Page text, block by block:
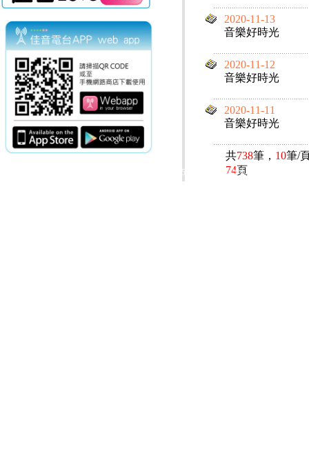
2020-11-13
音樂好時光
2020-11-12
音樂好時光
2020-11-11
音樂好時光
共738筆， 10筆/
74頁
電話：(02)2369-9050
佳音電台地址：